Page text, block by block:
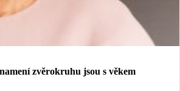
zvěrokruhu jsou s věkem